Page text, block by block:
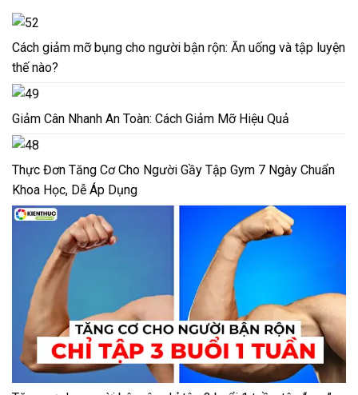
Cách giảm mỡ bụng cho người bận rộn: Ăn uống và tập luyện
thế nào?
Giảm Cân Nhanh An Toàn: Cách Giảm Mỡ Hiệu Quả
Thực Đơn Tăng Cơ Cho Người Gầy Tập Gym 7 Ngày Chuẩn
Khoa Học, Dễ Áp Dụng